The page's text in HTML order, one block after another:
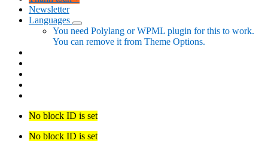
Newsletter
Languages
You need Polylang or WPML plugin for this to work.
You can remove it from Theme Options.
No block ID is set
No block ID is set